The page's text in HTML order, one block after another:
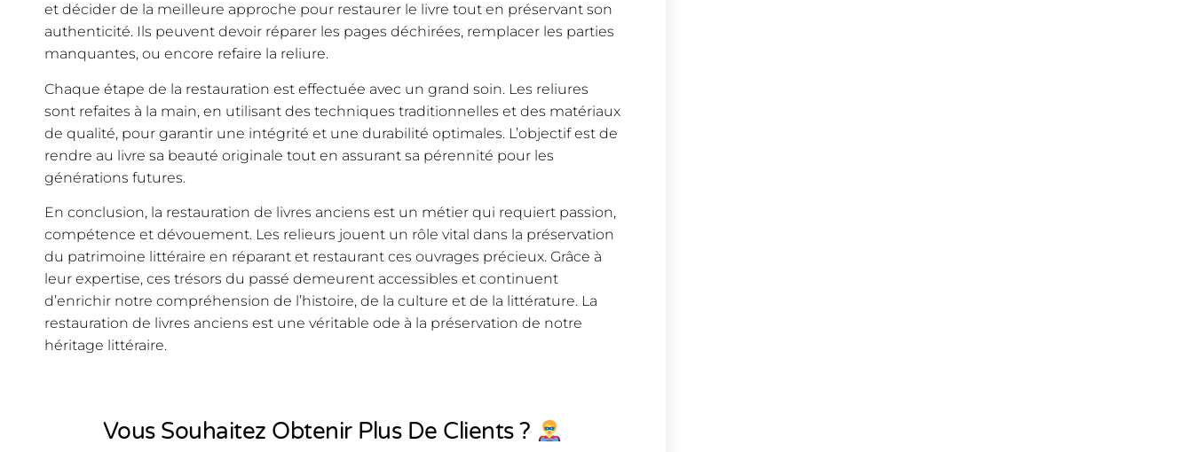
et décider de la meilleure approche pour restaurer le livre tout en préservant son
authenticité. Ils peuvent devoir réparer les pages déchirées, remplacer les parties
manquantes, ou encore refaire la reliure.
Chaque étape de la restauration est effectuée avec un grand soin. Les reliures
sont refaites à la main, en utilisant des techniques traditionnelles et des matériaux
de qualité, pour garantir une intégrité et une durabilité optimales. L’objectif est de
rendre au livre sa beauté originale tout en assurant sa pérennité pour les
générations futures.
En conclusion, la restauration de livres anciens est un métier qui requiert passion,
compétence et dévouement. Les relieurs jouent un rôle vital dans la préservation
du patrimoine littéraire en réparant et restaurant ces ouvrages précieux. Grâce à
leur expertise, ces trésors du passé demeurent accessibles et continuent
d’enrichir notre compréhension de l’histoire, de la culture et de la littérature. La
restauration de livres anciens est une véritable ode à la préservation de notre
héritage littéraire.
Vous Souhaitez Obtenir Plus De Clients ?